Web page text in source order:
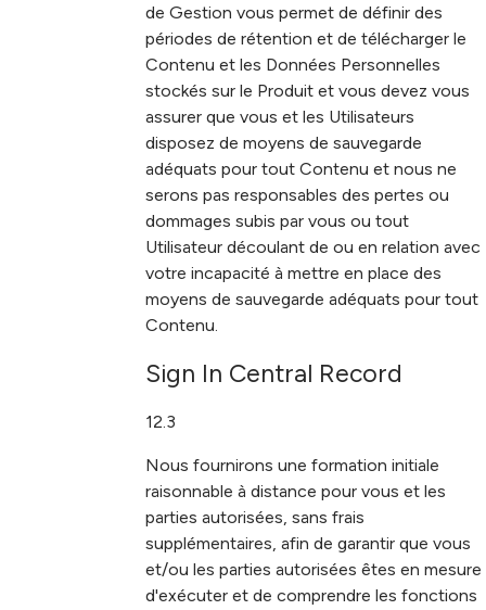
de Gestion vous permet de définir des
périodes de rétention et de télécharger le
Contenu et les Données Personnelles
stockés sur le Produit et vous devez vous
assurer que vous et les Utilisateurs
disposez de moyens de sauvegarde
adéquats pour tout Contenu et nous ne
serons pas responsables des pertes ou
dommages subis par vous ou tout
Utilisateur découlant de ou en relation avec
votre incapacité à mettre en place des
moyens de sauvegarde adéquats pour tout
Contenu.
Sign In Central Record
12.3
Nous fournirons une formation initiale
raisonnable à distance pour vous et les
parties autorisées, sans frais
supplémentaires, afin de garantir que vous
et/ou les parties autorisées êtes en mesure
d'exécuter et de comprendre les fonctions